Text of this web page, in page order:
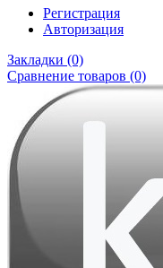
Регистрация
Авторизация
Закладки (0)
Сравнение товаров (0)